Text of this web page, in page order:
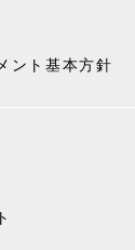
ント基本方針